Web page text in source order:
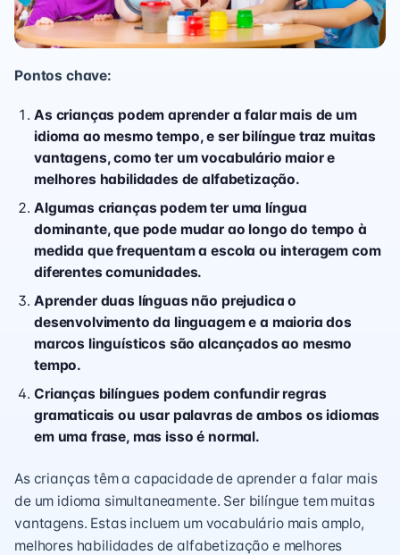
Pontos chave:
As crianças podem aprender a falar mais de um
idioma ao mesmo tempo, e ser bilíngue traz muitas
vantagens, como ter um vocabulário maior e
melhores habilidades de alfabetização.
Algumas crianças podem ter uma língua
dominante, que pode mudar ao longo do tempo à
medida que frequentam a escola ou interagem com
diferentes comunidades.
Aprender duas línguas não prejudica o
desenvolvimento da linguagem e a maioria dos
marcos linguísticos são alcançados ao mesmo
tempo.
Crianças bilíngues podem confundir regras
gramaticais ou usar palavras de ambos os idiomas
em uma frase, mas isso é normal.
As crianças têm a capacidade de aprender a falar mais
de um idioma simultaneamente. Ser bilíngue tem muitas
vantagens. Estas incluem um vocabulário mais amplo,
melhores habilidades de alfabetização e melhores